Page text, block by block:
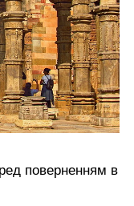
поверненням в